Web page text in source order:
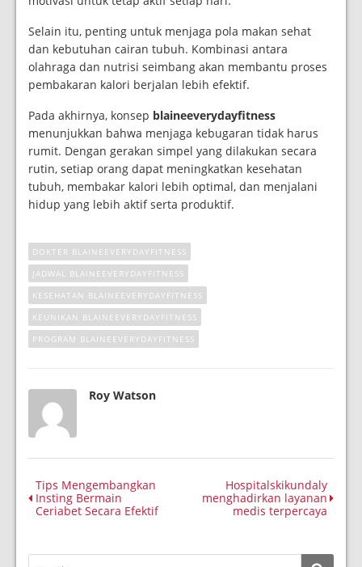
Selain itu, penting untuk menjaga pola makan sehat
dan kebutuhan cairan tubuh. Kombinasi antara
olahraga dan nutrisi seimbang akan membantu proses
pembakaran kalori berjalan lebih efektif.
Pada akhirnya, konsep blaineeverydayfitness
menunjukkan bahwa menjaga kebugaran tidak harus
rumit. Dengan gerakan simpel yang dilakukan secara
rutin, setiap orang dapat meningkatkan kesehatan
tubuh, membakar kalori lebih optimal, dan menjalani
hidup yang lebih aktif serta produktif.
DOKTER BLAINEEVERYDAYFITNESS
JADWAL BLAINEEVERYDAYFITNESS
KESEHATAN BLAINEEVERYDAYFITNESS
KEUNIKAN BLAINEEVERYDAYFITNESS
PROGRAM BLAINEEVERYDAYFITNESS
Roy Watson
Tips Mengembangkan
Insting Bermain
Ceriabet Secara Efektif
Hospitalskikundaly
menghadirkan layanan
medis terpercaya